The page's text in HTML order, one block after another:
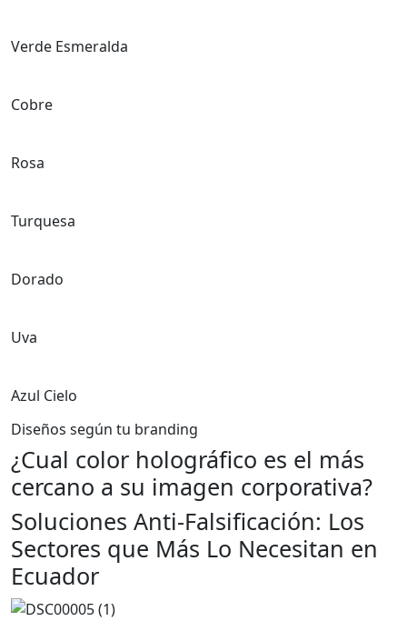
Verde Esmeralda
Cobre
Rosa
Turquesa
Dorado
Uva
Azul Cielo
Diseños según tu branding
¿Cual color holográfico es el más
cercano a su imagen corporativa?
Soluciones Anti-Falsificación: Los
Sectores que Más Lo Necesitan en
Ecuador